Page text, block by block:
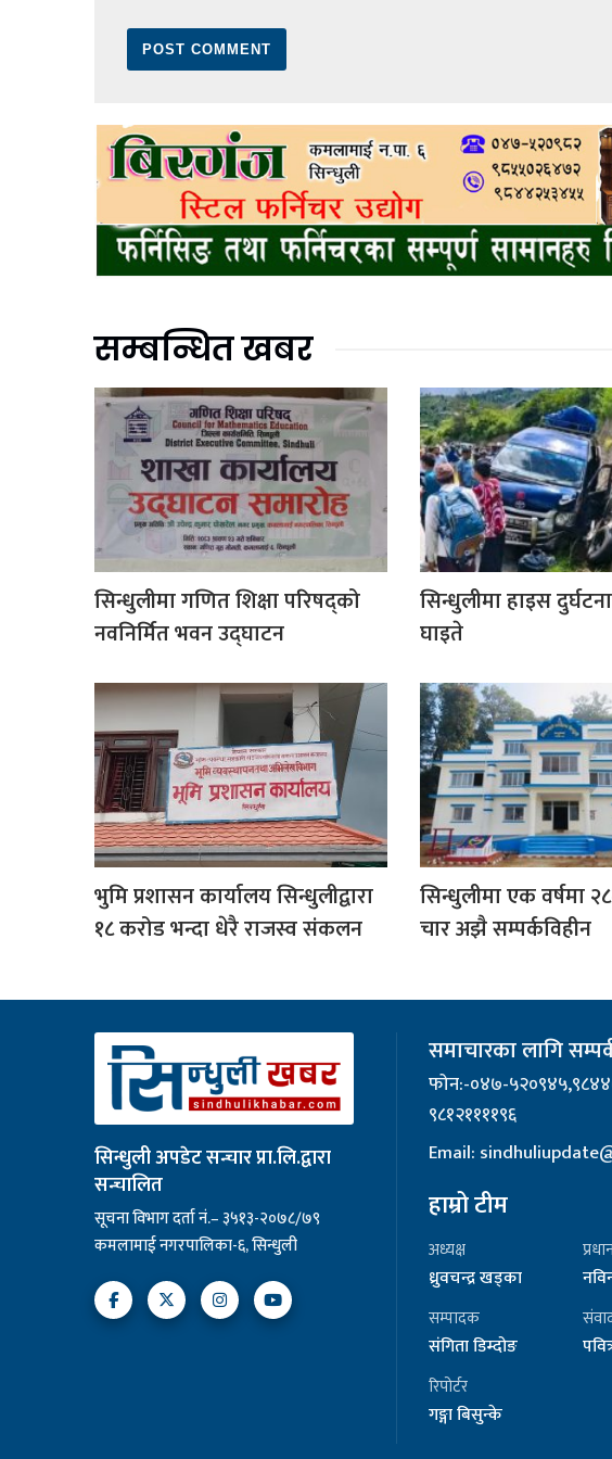
सम्बन्धित खबर
सिन्धुलीमा गणित शिक्षा परिषद्को
नवनिर्मित भवन उद्घाटन
सिन्धुलीमा हाइस
घाइते
भुमि प्रशासन कार्यालय सिन्धुलीद्वारा
१८ करोड भन्दा धेरै राजस्व संकलन
सिन्धुलीमा एक वर्षमा
चार अझै सम्पर्कविहीन
सिन्धुली अपडेट सन्चार प्रा.लि.द्वारा
सन्चालित
सूचना विभाग दर्ता नं.– ३५१३-२०७८/७९
कमलामाई नगरपालिका-६, सिन्धुली
समाचारका लागि
फोन:-०४७-
९८१२११११९६
Email:
हाम्रो टीम
अध्यक्ष
ध्रुवचन्द्र खड्का
सम्पादक
संगिता डिम्दोङ
रिपोर्टर
गङ्गा बिसुन्के